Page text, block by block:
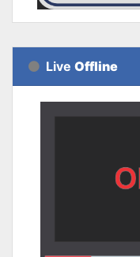
Live Offline